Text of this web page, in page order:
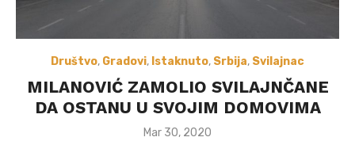
Društvo, Gradovi, Istaknuto, Srbija, Svilajnac
MILANOVIĆ ZAMOLIO SVILAJNČANE
DA OSTANU U SVOJIM DOMOVIMA
Posted
Mar 30, 2020